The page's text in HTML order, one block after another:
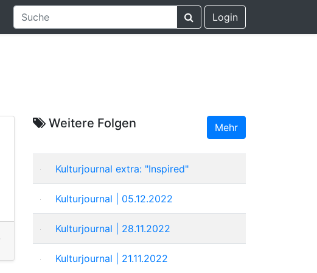
Login
Weitere Folgen Mehr
Kulturjournal extra: "Inspired"
Kulturjournal | 05.12.2022
Kulturjournal | 28.11.2022
Kulturjournal | 21.11.2022